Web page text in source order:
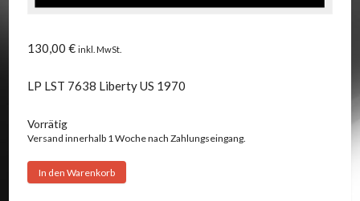
130,00 € inkl. MwSt.
LP LST 7638 Liberty US 1970
Vorrätig
Versand innerhalb 1 Woche nach Zahlungseingang.
High
In den Warenkorb